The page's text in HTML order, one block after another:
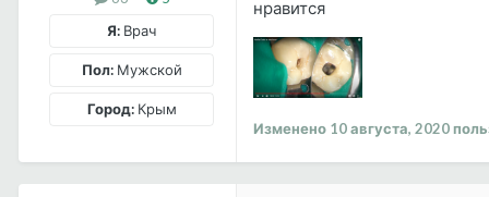
Я: Врач
Пол:Мужской
Город:Крым
нравится
Изменено 10 августа, 2020